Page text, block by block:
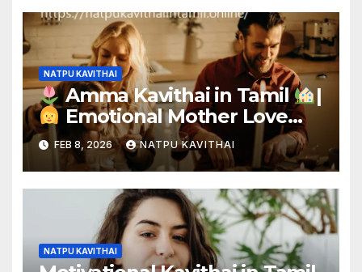
NATPU KAVITHAI
Amma Kavithai in Tamil
|
Emotional Mother Love
Poems
FEB 8, 2026 NATPU KAVITHAI
NATPU KAVITHAI